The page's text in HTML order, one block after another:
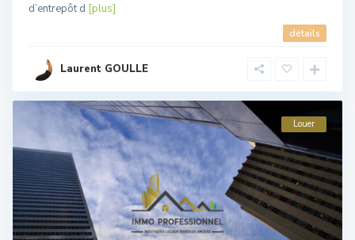
d’entrepôt d [plus]
détails
Laurent GOULLE
Louer